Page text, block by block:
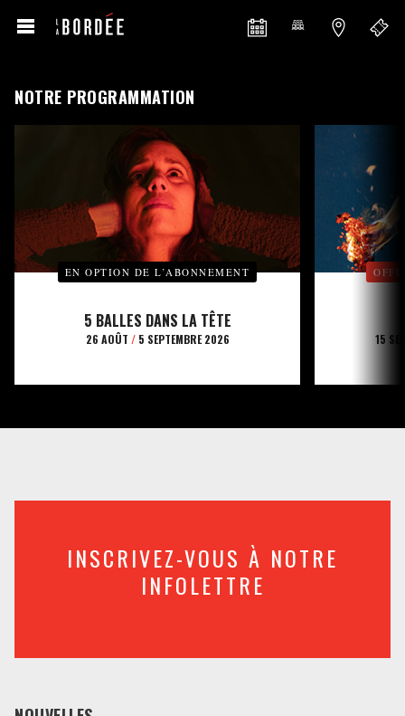
NOTRE PROGRAMMATION
EN OPTION DE L’ABONNEMENT
5 BALLES DANS LA TÊTE
26 AOÛT /5 SEPTEMBRE 2026 15
INSCRIVEZ-VOUS À NOTRE
INFOLETTRE